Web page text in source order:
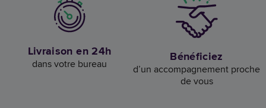
Livraison en 24h
dans votre bureau Bénéficiez
d’un accompagnement proche
de vous